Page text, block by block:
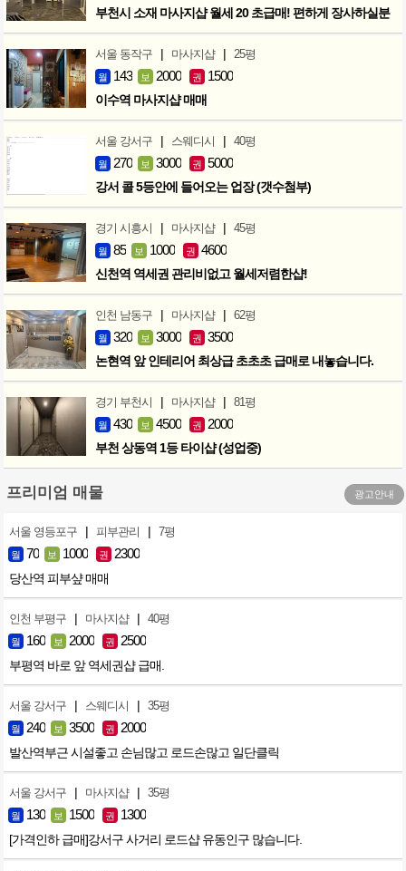
부천시 소재 마사지샵 월세 20 초급매! 편하게 장사하실분
서울 동작구 | 마사지샵 | 25평
월 143 보 2000 권 1500
이수역 마사지샵 매매
서울 강서구 | 스웨디시 | 40평
월 270 보 3000 권 5000
강서 콜 5등안에 들어오는 업장 (갯수첨부)
경기 시흥시 | 마사지샵 | 45평
월 85 보 1000 권 4600
신천역 역세권 관리비없고 월세저렴한샵!
인천 남동구 | 마사지샵 | 62평
월 320 보 3000 권 3500
논현역 앞 인테리어 최상급 초초초 급매로 내놓습니다.
경기 부천시 | 마사지샵 | 81평
월 430 보 4500 권 2000
부천 상동역 1등 타이샵 (성업중)
프리미엄 매물 광고안내
서울 영등포구 | 피부관리 | 7평
월 70 보 1000 권 2300
당산역 피부샾 매매
인천 부평구 | 마사지샵 | 40평
월 160 보 2000 권 2500
부평역 바로 앞 역세권샵 급매.
서울 강서구 | 스웨디시 | 35평
월 240 보 3500 권 2000
발산역부근 시설좋고 손님많고 로드손많고 일단클릭
서울 강서구 | 마사지샵 | 35평
월 130 보 1500 권 1300
[가격인하 급매]강서구 사거리 로드샵 유동인구 많습니다.